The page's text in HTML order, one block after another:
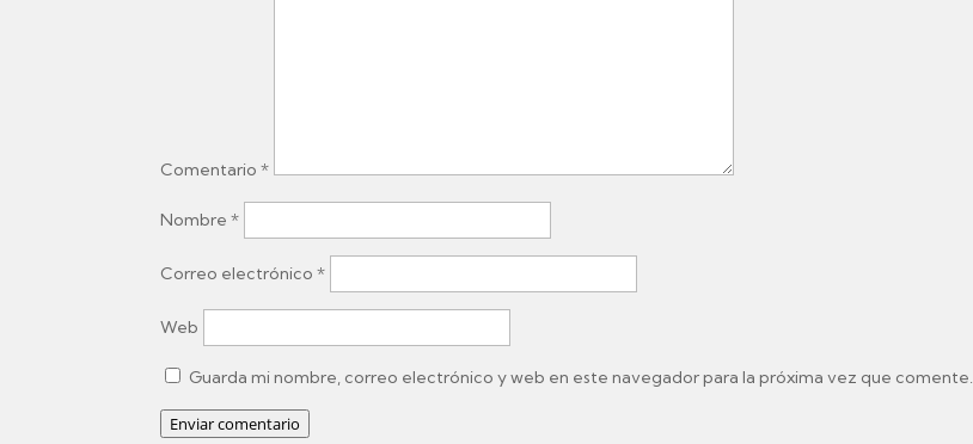
Comentario*
Nombre*
Correo electrónico*
Web
Guarda mi nombre, correo electrónico y web en este navegador para la próxima vez que comente.
Enviar comentario